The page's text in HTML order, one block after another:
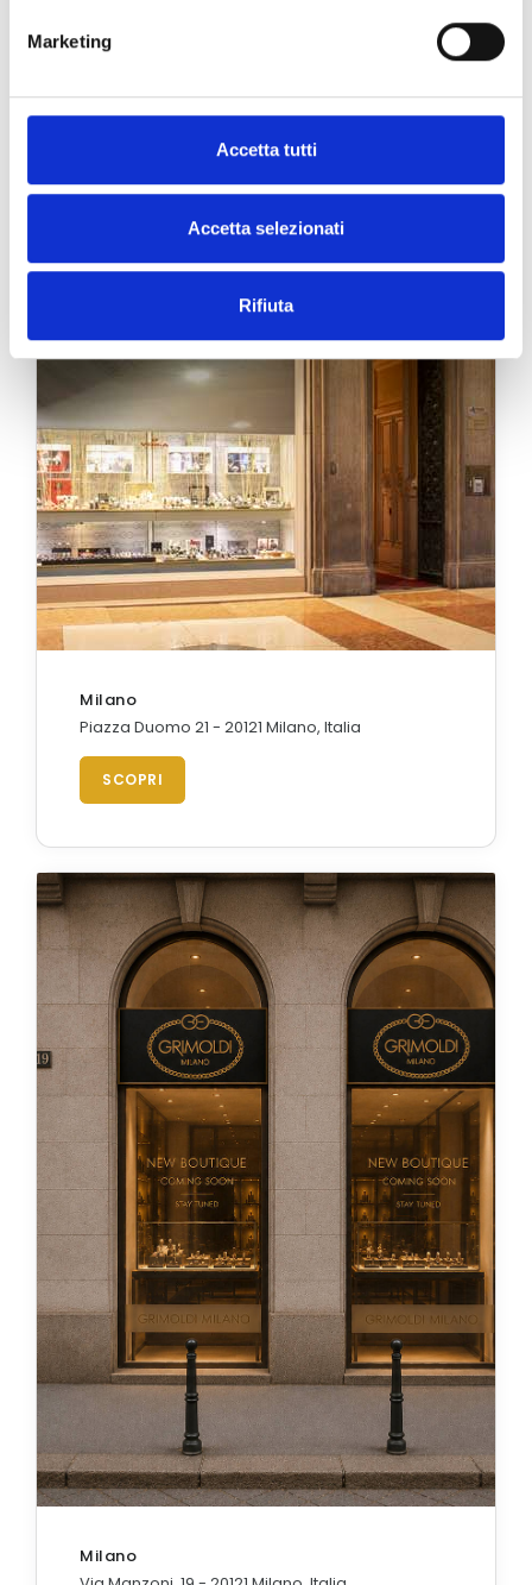
Marketing
Accetta tutti
Accetta selezionati
Rifiuta
Milano
Piazza Duomo 21 - 20121 Milano, Italia
SCOPRI
Milano